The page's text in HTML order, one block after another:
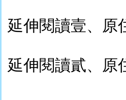
延伸閱讀壹、原
延伸閱讀貳、原